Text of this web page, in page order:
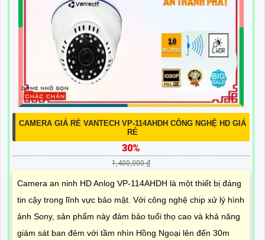
CAMERA GIÁ RẺ VANTECH VP-114AHDH CÔNG NGHỆ HD GIÁ
RẺ
30%
1,400,000 ₫
Camera an ninh HD Anlog VP-114AHDH là một thiết bị đáng
tin cậy trong lĩnh vực bảo mật. Với công nghệ chip xử lý hình
ảnh Sony, sản phẩm này đảm bảo tuổi thọ cao và khả năng
giám sát ban đêm với tầm nhìn Hồng Ngoại lên đến 30m